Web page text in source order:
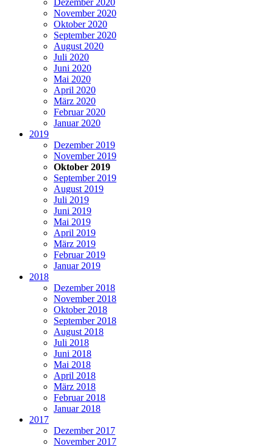
November 2020
Oktober 2020
September 2020
August 2020
Juli 2020
Juni 2020
Mai 2020
April 2020
März 2020
Februar 2020
Januar 2020
2019
Dezember 2019
November 2019
Oktober 2019
September 2019
August 2019
Juli 2019
Juni 2019
Mai 2019
April 2019
März 2019
Februar 2019
Januar 2019
2018
Dezember 2018
November 2018
Oktober 2018
September 2018
August 2018
Juli 2018
Juni 2018
Mai 2018
April 2018
März 2018
Februar 2018
Januar 2018
2017
Dezember 2017
November 2017